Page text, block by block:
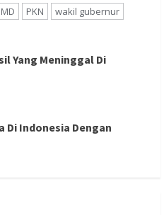
PKN wakil gubernur
Yang Meninggal Di
Di Indonesia Dengan